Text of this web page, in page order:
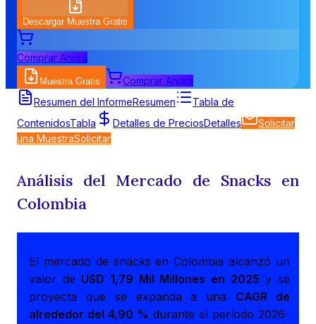
Descargar Muestra Gratis
Comprar Ahora
Muestra Gratis
Comprar Ahora
Resumen del InformeResumen
Tabla de
ContenidosTabla Detalles de PreciosDetalles
Solicitar
una MuestraSolicitar
Análisis del Mercado de Snacks en
Colombia
El mercado de snacks en Colombia alcanzó un
valor de USD 1,79 Mil Millones en 2025 y se
proyecta que se expanda a una CAGR de
alrededor del 4,90 % durante el período 2026-